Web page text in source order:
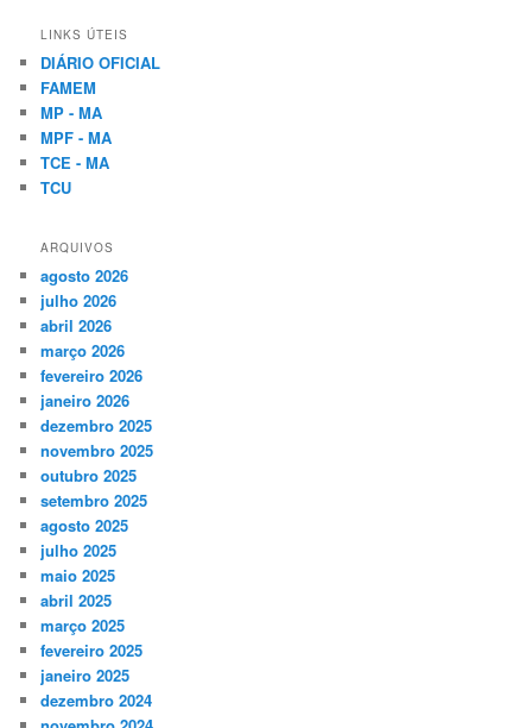
LINKS ÚTEIS
DIÁRIO OFICIAL
FAMEM
MP - MA
MPF - MA
TCE - MA
TCU
ARQUIVOS
agosto 2026
julho 2026
abril 2026
março 2026
fevereiro 2026
janeiro 2026
dezembro 2025
novembro 2025
outubro 2025
setembro 2025
agosto 2025
julho 2025
maio 2025
abril 2025
março 2025
fevereiro 2025
janeiro 2025
dezembro 2024